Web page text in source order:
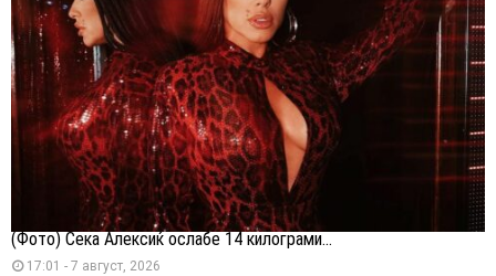
(Фото) Сека Алексиќ ослабе 14 килограми...
17:01 - 7 август, 2026